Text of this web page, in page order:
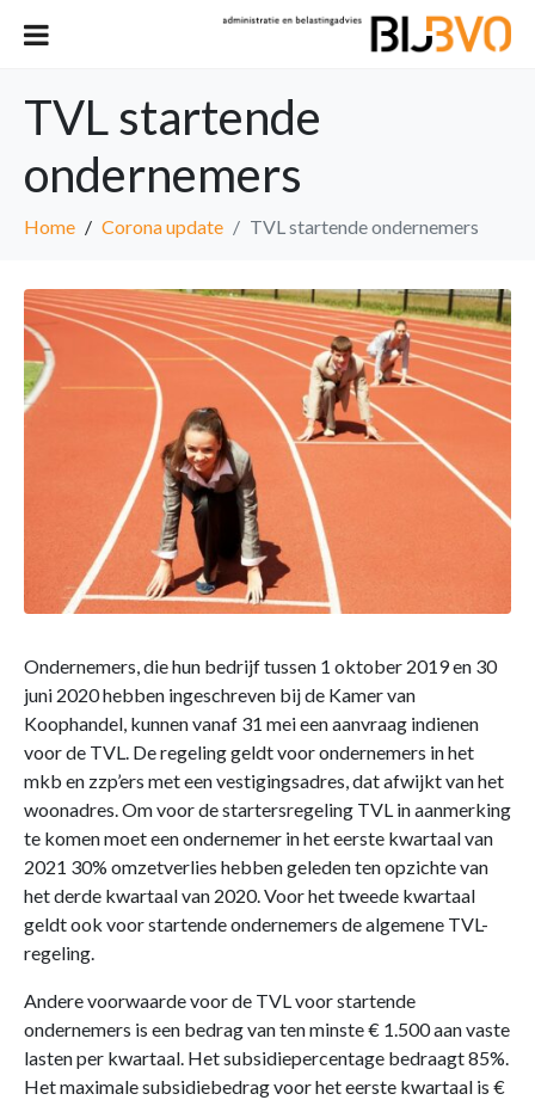
TVL startende
ondernemers
Home Corona update TVL startende ondernemers
Ondernemers, die hun bedrijf tussen 1 oktober 2019 en 30
juni 2020 hebben ingeschreven bij de Kamer van
Koophandel, kunnen vanaf 31 mei een aanvraag indienen
voor de TVL. De regeling geldt voor ondernemers in het
mkb en zzp’ers met een vestigingsadres, dat afwijkt van het
woonadres. Om voor de startersregeling TVL in aanmerking
te komen moet een ondernemer in het eerste kwartaal van
2021 30% omzetverlies hebben geleden ten opzichte van
het derde kwartaal van 2020. Voor het tweede kwartaal
geldt ook voor startende ondernemers de algemene TVL-
regeling.
Andere voorwaarde voor de TVL voor startende
ondernemers is een bedrag van ten minste € 1.500 aan vaste
lasten per kwartaal. Het subsidiepercentage bedraagt 85%.
Het maximale subsidiebedrag voor het eerste kwartaal is €